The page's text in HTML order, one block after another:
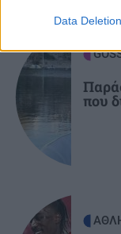
Data Deletion
Μαξίμου
ΚΟΣΜΟΣ
Το Ιράν
σκληρά
Τραμπ
ΠΕΡΙΕΡΓΑ -
που